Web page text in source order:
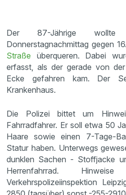
Der 87-Jährige
Donnerstagnachmittag gegen
Straße überqueren. Dabei
erfasst, als der gerade von der
Ecke gefahren kam. Der
Krankenhaus.
Die Polizei bittet um
Fahrradfahrer. Er soll etwa 50
Haare sowie einen 7-Tage-
Statur haben. Unterwegs
dunklen Sachen - Stoffjacke
Herrenfahrrad.
Verkehrspolizeiinspektion